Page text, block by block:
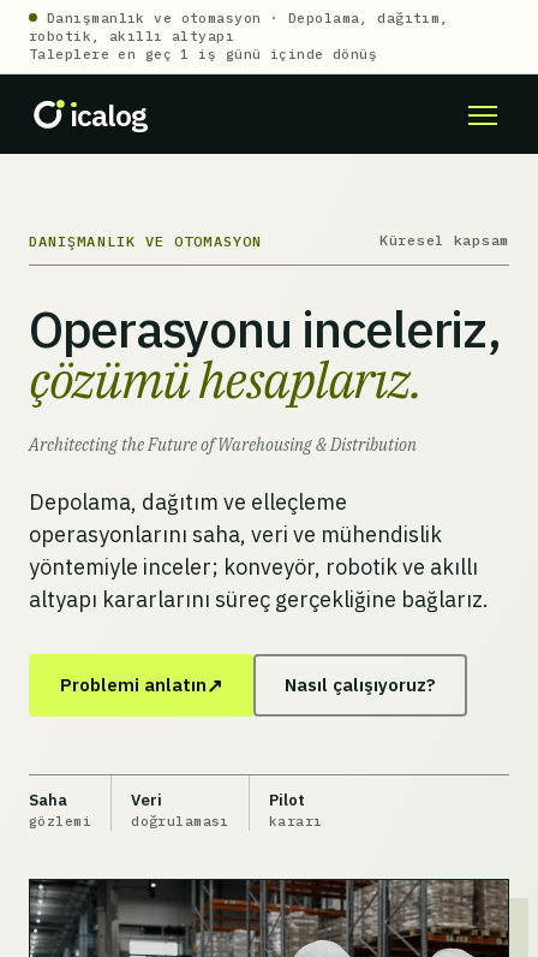
Danışmanlık ve otomasyon · Depolama, dağıtım,
robotik, akıllı altyapı
Taleplere en geç 1 iş günü içinde dönüş
ıcalog
DANIŞMANLIK VE OTOMASYON Küresel kapsam
Operasyonu inceleriz,
çözümü hesaplarız.
Architecting the Future of Warehousing & Distribution
Depolama, dağıtım ve elleçleme
operasyonlarını saha, veri ve mühendislik
yöntemiyle inceler; konveyör, robotik ve akıllı
altyapı kararlarını süreç gerçekliğine bağlarız.
Problemi anlatın↗ Nasıl çalışıyoruz?
Saha
gözlemi
Veri
doğrulaması
Pilot
kararı